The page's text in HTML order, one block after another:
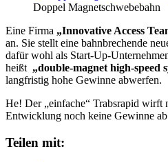
Doppel Magnetschwebebahn
Eine Firma „Innovative Access
an. Sie stellt eine bahnbrechende
dafür wohl als Start-Up-
heißt „double-magnet high-speed
langfristig hohe Gewinne abwerfen.
He! Der „einfache“ Trabsrapid wirft
Entwicklung noch keine Gewinne
Teilen mit: